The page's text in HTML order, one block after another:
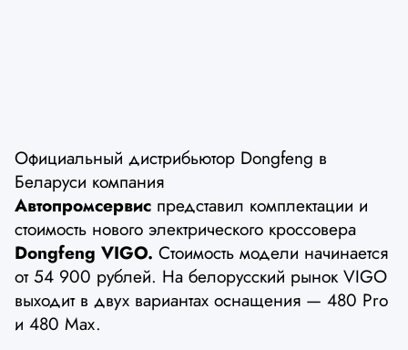
Официальный дистрибьютор Dongfeng в
Беларуси компания
Автопромсервис представил комплектации и
стоимость нового электрического кроссовера
Dongfeng VIGO. Стоимость модели начинается
от 54 900 рублей. На белорусский рынок VIGO
выходит в двух вариантах оснащения — 480 Pro
и 480 Max.